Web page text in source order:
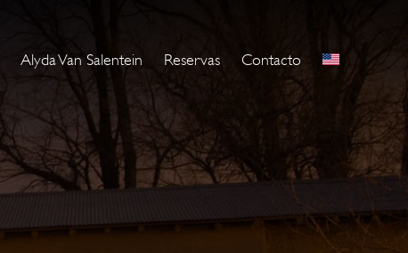
Alyda Van Salentein Reservas Contacto